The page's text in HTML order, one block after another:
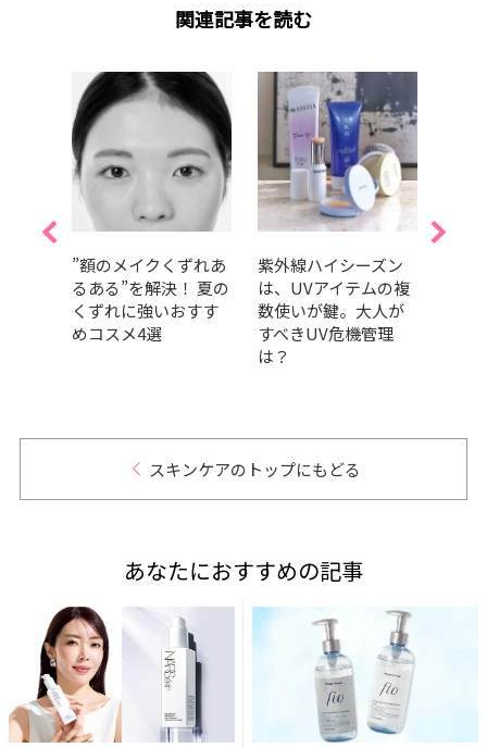
関連記事を読む
”額のメイクくずれあ
るある”を解決！ 夏の
くずれに強いおすす
めコスメ4選
紫外線ハイシーズン
は、UVアイテムの複
数使いが鍵。大人が
すべきUV危機管理
は？
スキンケアのトップにもどる
あなたにおすすめの記事